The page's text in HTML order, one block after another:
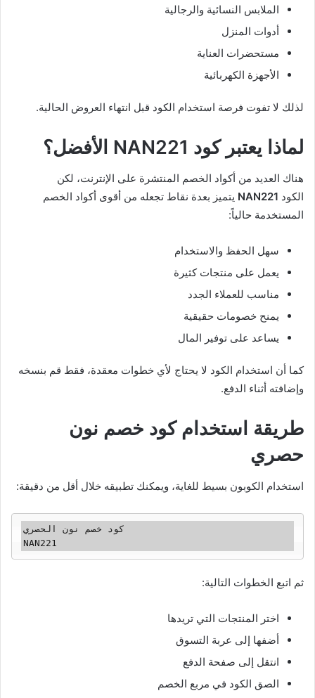
الملابس النسائية والرجالية
أدوات المنزل
مستحضرات العناية
الأجهزة الكهربائية
لذلك لا تفوت فرصة استخدام الكود قبل انتهاء العروض الحالية.
لماذا يعتبر كود NAN221 الأفضل؟
هناك العديد من أكواد الخصم المنتشرة على الإنترنت، لكن
الكود NAN221 يتميز بعدة نقاط تجعله من أقوى أكواد الخصم
المستخدمة حالياً:
سهل الحفظ والاستخدام
يعمل على منتجات كثيرة
مناسب للعملاء الجدد
يمنح خصومات حقيقية
يساعد على توفير المال
كما أن استخدام الكود لا يحتاج لأي خطوات معقدة، فقط قم بنسخه
وإضافته أثناء الدفع.
طريقة استخدام كود خصم نون
حصري
استخدام الكوبون بسيط للغاية، ويمكنك تطبيقه خلال أقل من دقيقة:
كود خصم نون الحصري
ثم اتبع الخطوات التالية:
اختر المنتجات التي تريدها
أضفها إلى عربة التسوق
انتقل إلى صفحة الدفع
الصق الكود في مربع الخصم